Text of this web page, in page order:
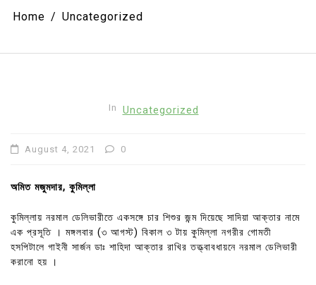
Home Uncategorized
In Uncategorized
August 4, 2021 0
অমিত মজুমদার, কুমিল্লা
কুমিল্লায় নরমাল ডেলিভারীতে একসঙ্গে চার শিশুর জন্ম দিয়েছে সাদিয়া আক্তার নামে
এক প্রসূতি । মঙ্গলবার (৩ আগস্ট) বিকাল ৩ টায় কুমিল্লা নগরীর গোমতী
হসপিটালে গাইনী সার্জন ডাঃ শাহিদা আক্তার রাখির তত্ত্বাবধায়নে নরমাল ডেলিভারী
করানো হয় ।